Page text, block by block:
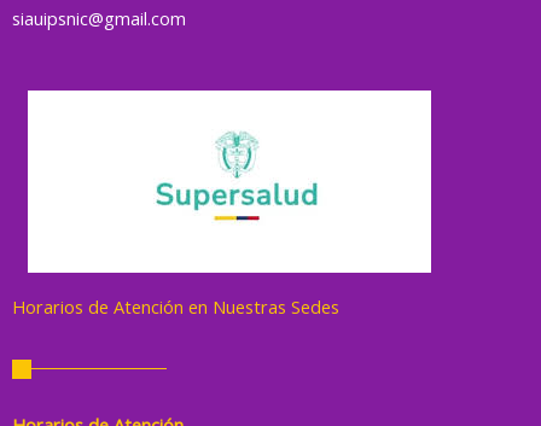
siauipsnic@gmail.com
Horarios de Atención en Nuestras Sedes